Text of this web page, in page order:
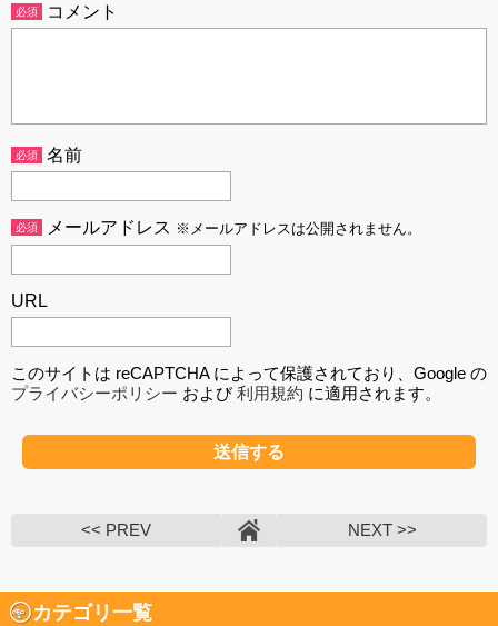
必須 コメント
必須 名前
必須 メールアドレス ※メールアドレスは公開されません。
URL
このサイトは reCAPTCHA によって保護されており、Google の
プライバシーポリシー および利用規約 に適用されます。
<< PREV NEXT >>
カテゴリ一覧